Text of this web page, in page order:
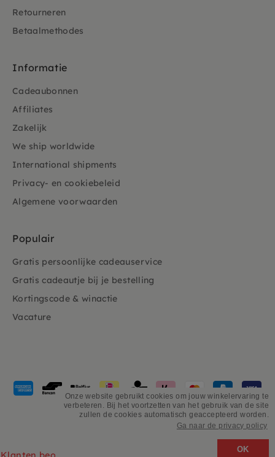
Onze website gebruikt cookies om jouw winkelervaring te
verbeteren. Bij het voortzetten van het gebruik van de site
zullen de cookies automatisch geaccepteerd worden.
Ga naar de privacy policy
OK
Retourneren
Betaalmethodes
Informatie
Cadeaubonnen
Affiliates
Zakelijk
We ship worldwide
International shipments
Privacy- en cookiebeleid
Algemene voorwaarden
Populair
Gratis persoonlijke cadeauservice
Gratis cadeautje bij je bestelling
Kortingscode & winactie
Vacature
Geaccepteerde
betaalmethoden